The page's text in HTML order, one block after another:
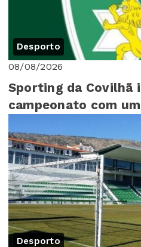
Desporto
08/08/2026
Sporting da Covilhã
campeonato com
Desporto